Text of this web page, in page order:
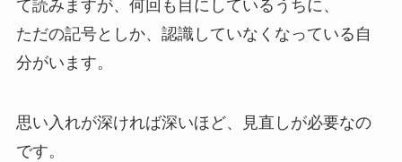
て読みますが、何回も目にしているうちに、
ただの記号としか、認識していなくなっている自
分がいます。
思い入れが深ければ深いほど、見直しが必要なの
です。